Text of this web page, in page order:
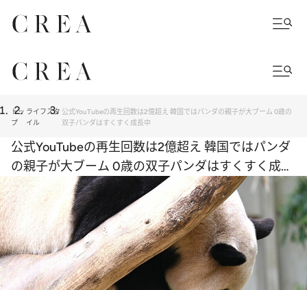
トッ
プ
ライフスタ
イル
公式YouTubeの再生回数は2億超え 韓国ではパンダの親子が大ブーム 0歳の
双子パンダはすくすく成長中
公式YouTubeの再生回数は2億超え 韓国ではパンダ
の親子が大ブーム 0歳の双子パンダはすくすく成長
中